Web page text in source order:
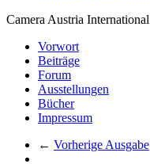
Camera Austria International
Vorwort
Beiträge
Forum
Ausstellungen
Bücher
Impressum
← Vorherige Ausgabe